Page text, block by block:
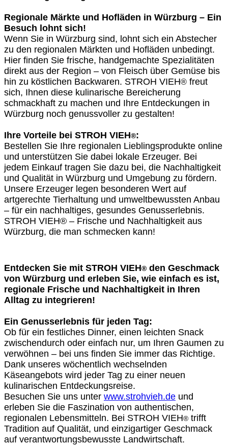
Regionale Märkte und Hofläden in Würzburg – Ein
Besuch lohnt sich!
Wenn Sie in Würzburg sind, lohnt sich ein Abstecher
zu den regionalen Märkten und Hofläden unbedingt.
Hier finden Sie frische, handgemachte Spezialitäten
direkt aus der Region – von Fleisch über Gemüse bis
hin zu köstlichen Backwaren. STROH VIEH® freut
sich, Ihnen diese kulinarische Bereicherung
schmackhaft zu machen und Ihre Entdeckungen in
Würzburg noch genussvoller zu gestalten!
Ihre Vorteile bei STROH VIEH®:
Bestellen Sie Ihre regionalen Lieblingsprodukte online
und unterstützen Sie dabei lokale Erzeuger. Bei
jedem Einkauf tragen Sie dazu bei, die Nachhaltigkeit
und Qualität in Würzburg und Umgebung zu fördern.
Unsere Erzeuger legen besonderen Wert auf
artgerechte Tierhaltung und umweltbewussten Anbau
– für ein nachhaltiges, gesundes Genusserlebnis.
STROH VIEH® – Frische und Nachhaltigkeit aus
Würzburg, die man schmecken kann!
Entdecken Sie mit STROH VIEH® den Geschmack
von Würzburg und erleben Sie, wie einfach es ist,
regionale Frische und Nachhaltigkeit in Ihren
Alltag zu integrieren!
Ein Genusserlebnis für jeden Tag:
Ob für ein festliches Dinner, einen leichten Snack
zwischendurch oder einfach nur, um Ihren Gaumen zu
verwöhnen – bei uns finden Sie immer das Richtige.
Dank unseres wöchentlich wechselnden
Käseangebots wird jeder Tag zu einer neuen
kulinarischen Entdeckungsreise.
Besuchen Sie uns unter www.strohvieh.de und
erleben Sie die Faszination von authentischen,
regionalen Lebensmitteln. Bei STROH VIEH® trifft
Tradition auf Qualität, und einzigartiger Geschmack
auf verantwortungsbewusste Landwirtschaft.